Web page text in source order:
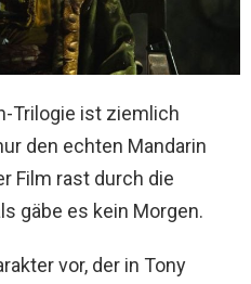
Trilogie ist ziemlich
den echten Mandarin
Film rast durch die
gäbe es kein Morgen.
vor, der in Tony